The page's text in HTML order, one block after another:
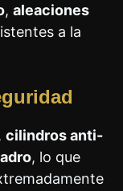
,aleaciones
a la
,cilindros anti-
, lo que